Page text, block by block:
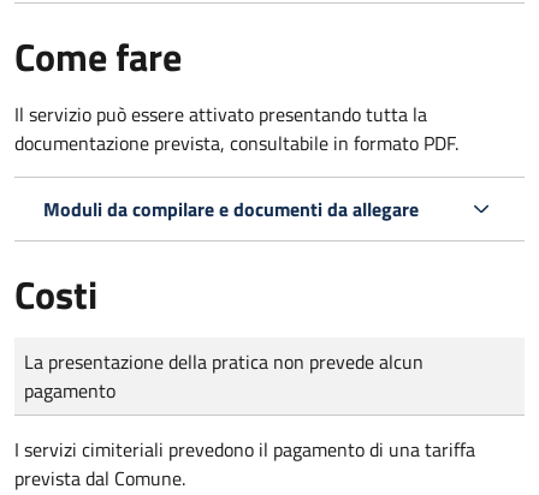
Come fare
Il servizio può essere attivato presentando tutta la
documentazione prevista, consultabile in formato PDF.
Moduli da compilare e documenti da allegare
Costi
Tipo di pagamento
Importo
La presentazione della pratica non prevede alcun
pagamento
I servizi cimiteriali prevedono il pagamento di una tariffa
prevista dal Comune.